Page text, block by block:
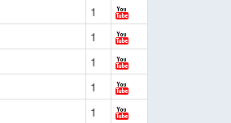
1
1
1
1
1